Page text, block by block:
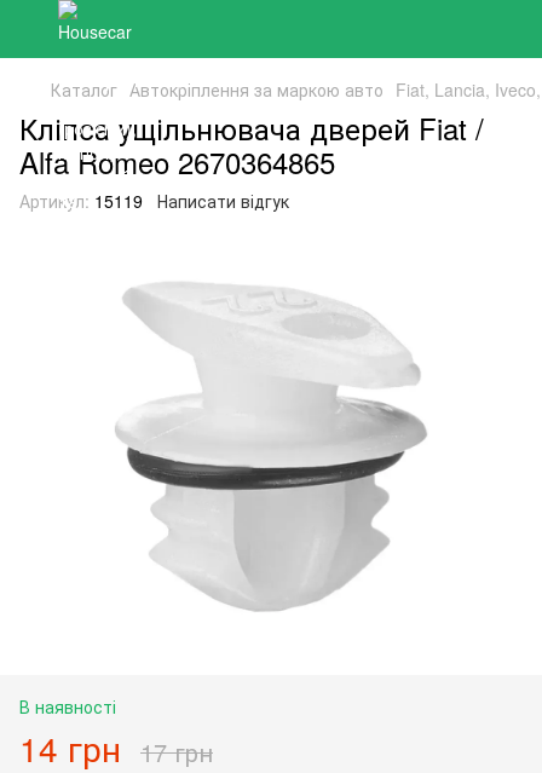
Каталог Автокріплення за маркою авто Fiat, Lancia,
Кліпса ущільнювача дверей Fiat /
Alfa Romeo 2670364865
Артикул: 15119 Написати відгук
В наявності
14 грн 17 грн